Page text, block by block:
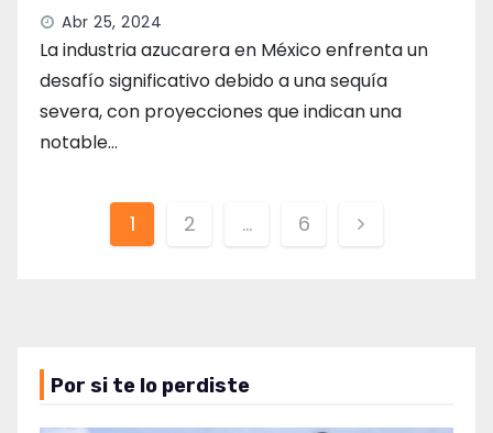
Abr 25, 2024
La industria azucarera en México enfrenta un
desafío significativo debido a una sequía
severa, con proyecciones que indican una
notable…
Paginación
1 2 … 6
Por si te lo perdiste